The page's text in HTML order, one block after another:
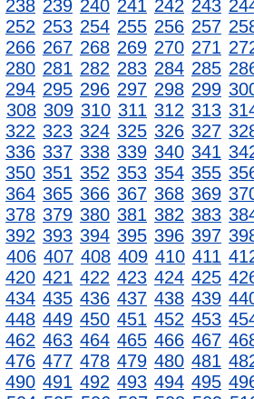
238 239 240 241 242 243
252 253 254 255 256 257
266 267 268 269 270 271
280 281 282 283 284 285
294 295 296 297 298 299
308 309 310 311 312 313
322 323 324 325 326 327
336 337 338 339 340 341
350 351 352 353 354 355
364 365 366 367 368 369
378 379 380 381 382 383
392 393 394 395 396 397
406 407 408 409 410 411
420 421 422 423 424 425
434 435 436 437 438 439
448 449 450 451 452 453
462 463 464 465 466 467
476 477 478 479 480 481
490 491 492 493 494 495